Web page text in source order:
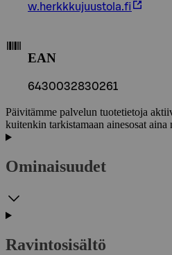
w.herkkkujuustola.fi
EAN
6430032830261
Päivitämme palvelun tuotetietoja
kuitenkin tarkistamaan ainesosat
Ominaisuudet
Ravintosisältö